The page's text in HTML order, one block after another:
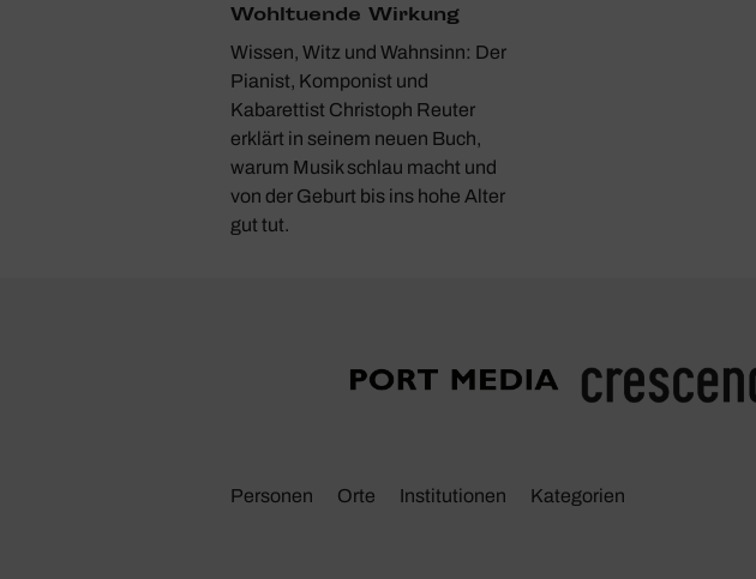
Wohl­tu­ende Wirkung
Wissen, Witz und Wahnsinn: Der
Pianist, Komponist und
Kabarettist Christoph Reuter
erklärt in seinem neuen Buch,
warum Musik schlau macht und
von der Geburt bis ins hohe Alter
gut tut.
Personen Orte Insti­tu­tionen Kate­go­rien